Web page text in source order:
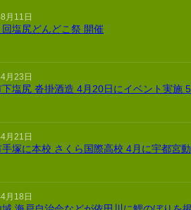
月11日
塩尻どんどこ祭 開催
月23日
下塩尻 沓掛酒造 4月20日にイベント実施
月21日
手塚に本校 さくら国際高校 4月に宇都宮
月18日